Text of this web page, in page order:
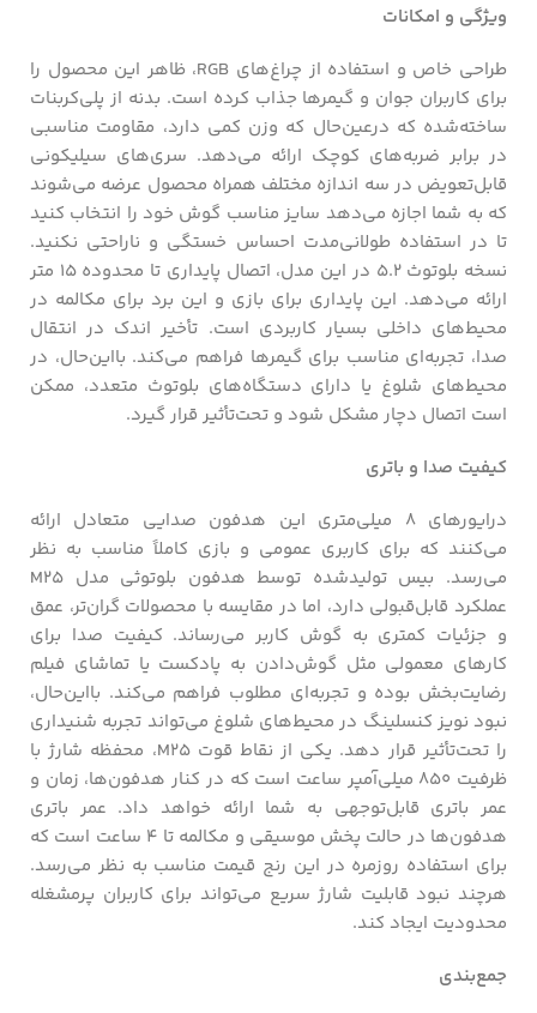
ویژگی و امکانات
طراحی خاص و استفاده از چراغ‌های RGB، ظاهر این محصول را
برای کاربران جوان و گیمرها جذاب کرده است. بدنه از پلی‌کربنات
ساخته‌شده که درعین‌حال که وزن کمی دارد، مقاومت مناسبی
در برابر ضربه‌های کوچک ارائه می‌دهد. سری‌های سیلیکونی
قابل‌تعویض در سه اندازه مختلف همراه محصول عرضه می‌شوند
که به شما اجازه می‌دهد سایز مناسب گوش خود را انتخاب کنید
تا در استفاده طولانی‌مدت احساس خستگی و ناراحتی نکنید.
نسخه بلوتوث ۵.۲ در این مدل، اتصال پایداری تا محدوده ۱۵ متر
ارائه می‌دهد. این پایداری برای بازی و این برد برای مکالمه در
محیط‌های داخلی بسیار کاربردی است. تأخیر اندک در انتقال
صدا، تجربه‌ای مناسب برای گیمرها فراهم می‌کند. بااین‌حال، در
محیط‌های شلوغ یا دارای دستگاه‌های بلوتوث متعدد، ممکن
است اتصال دچار مشکل شود و تحت‌تأثیر قرار گیرد.
کیفیت صدا و باتری
درایورهای ۸ میلی‌متری این هدفون صدایی متعادل ارائه
می‌کنند که برای کاربری عمومی و بازی کاملاً مناسب به نظر
می‌رسد. بیس تولیدشده توسط هدفون بلوتوثی مدل M25
عملکرد قابل‌قبولی دارد، اما در مقایسه با محصولات گران‌تر، عمق
و جزئیات کمتری به گوش کاربر می‌رساند. کیفیت صدا برای
کارهای معمولی مثل گوش‌دادن به پادکست یا تماشای فیلم
رضایت‌بخش بوده و تجربه‌ای مطلوب فراهم می‌کند. بااین‌حال،
نبود نویز کنسلینگ در محیط‌های شلوغ می‌تواند تجربه شنیداری
را تحت‌تأثیر قرار دهد. یکی از نقاط قوت M25، محفظه شارژ با
ظرفیت ۸۵۰ میلی‌آمپر ساعت است که در کنار هدفون‌ها، زمان و
عمر باتری قابل‌توجهی به شما ارائه خواهد داد. عمر باتری
هدفون‌ها در حالت پخش موسیقی و مکالمه تا ۴ ساعت است که
برای استفاده روزمره در این رنج قیمت مناسب به نظر می‌رسد.
هرچند نبود قابلیت شارژ سریع می‌تواند برای کاربران پرمشغله
محدودیت ایجاد کند.
جمع‌بندی